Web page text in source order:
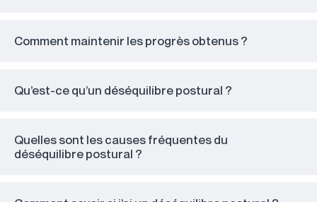
Comment maintenir les progrès obtenus ?
Qu’est-ce qu’un déséquilibre postural ?
Quelles sont les causes fréquentes du
déséquilibre postural ?